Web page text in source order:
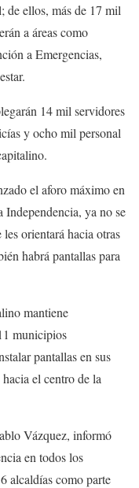
de ellos, más de 17 mil
a áreas como
a Emergencias,
14 mil servidores
y ocho mil personal
el aforo máximo en
ya no se
orientará hacia otras
habrá pantallas para
mantiene
municipios
pantallas en sus
el centro de la
Vázquez, informó
en todos los
alcaldías como parte